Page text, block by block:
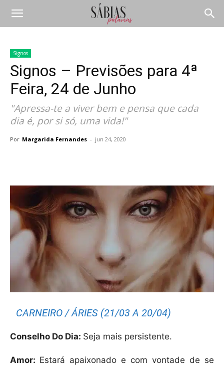
Signos
Signos – Previsões para 4ª
Feira, 24 de Junho
"Apressa-te a viver bem e pensa que cada
dia é, por si só, uma vida!"
Por Margarida Fernandes - jun 24, 2020
CARNEIRO / ÁRIES (21/03 A 20/04)
Conselho Do Dia: Seja mais persistente.
Amor: Estará apaixonado e com vontade de se